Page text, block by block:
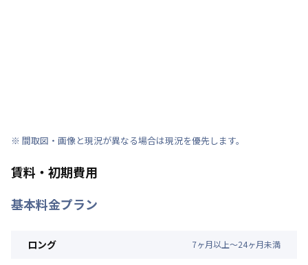
※ 間取図・画像と現況が異なる場合は現況を優先します。
賃料・初期費用
基本料金プラン
ロング 7ヶ月以上～24ヶ月未満